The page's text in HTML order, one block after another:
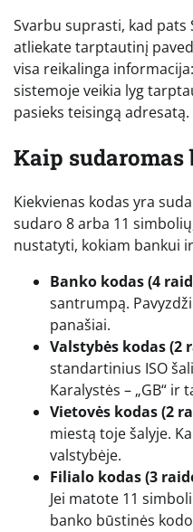
Svarbu suprasti, kad pats
atliekate tarptautinį
visa reikalinga
sistemoje veikia lyg
pasieks teisingą adresatą.
Kaip
Kiekvienas kodas yra
sudaro 8 arba 11
nustatyti, kokiam bankui
Banko kodas (4
santrumpą.
panašiai.
Valstybės kodas (2
standartinius ISO
Karalystės – „GB“ ir
Vietovės kodas (2
miestą toje šalyje.
valstybėje.
Filialo kodas (3
Jei matote 11
banko būstinės